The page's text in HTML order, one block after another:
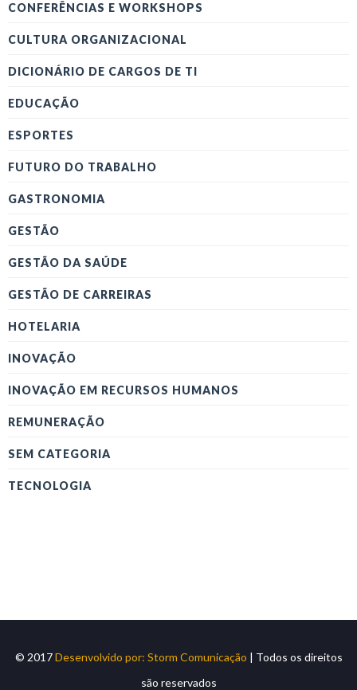
CONFERÊNCIAS E WORKSHOPS
CULTURA ORGANIZACIONAL
DICIONÁRIO DE CARGOS DE TI
EDUCAÇÃO
ESPORTES
FUTURO DO TRABALHO
GASTRONOMIA
GESTÃO
GESTÃO DA SAÚDE
GESTÃO DE CARREIRAS
HOTELARIA
INOVAÇÃO
INOVAÇÃO EM RECURSOS HUMANOS
REMUNERAÇÃO
SEM CATEGORIA
TECNOLOGIA
© 2017Desenvolvido por: Storm Comunicação | Todos os direitos
são reservados